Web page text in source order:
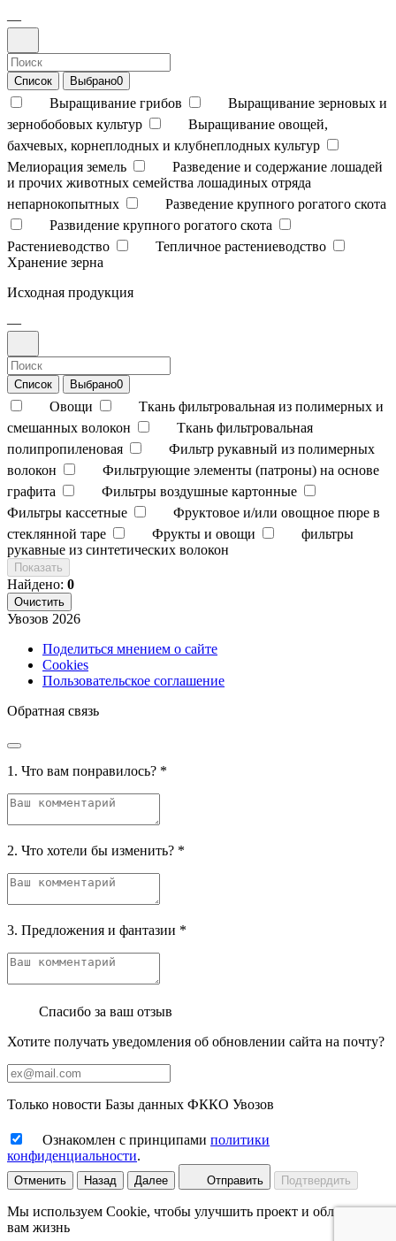
—
Список Выбрано0
Выращивание грибов
Выращивание зерновых и
зернобобовых культур
Выращивание овощей,
бахчевых, корнеплодных и клубнеплодных культур
Мелиорация земель
Разведение и содержание лошадей
и прочих животных семейства лошадиных отряда
непарнокопытных
Разведение крупного рогатого скота
Развидение крупного рогатого скота
Растениеводство
Тепличное растениеводство
Хранение зерна
Исходная продукция
—
Список Выбрано0
Овощи
Ткань фильтровальная из полимерных и
смешанных волокон
Ткань фильтровальная
полипропиленовая
Фильтр рукавный из полимерных
волокон
Фильтрующие элементы (патроны) на основе
графита
Фильтры воздушные картонные
Фильтры кассетные
Фруктовое и/или овощное пюре в
стеклянной таре
Фрукты и овощи
фильтры
рукавные из синтетических волокон
Показать
Найдено: 0
Очистить
Увозов 2026
Поделиться мнением о сайте
Cookies
Пользовательское соглашение
Обратная связь
1. Что вам понравилось? *
2. Что хотели бы изменить? *
3. Предложения и фантазии *
Спасибо за ваш отзыв
Хотите получать уведомления об обновлении сайта на почту?
Только новости Базы данных ФККО Увозов
Ознакомлен с принципами политики
конфиденциальности.
Отменить Назад Далее Отправить Подтвердить
Мы используем Cookie, чтобы улучшить проект и облегчить
вам жизнь